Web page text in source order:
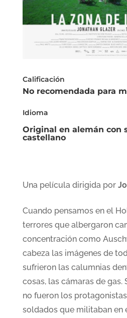
Calificación
No recomendada para
Idioma
Original en alemán con
castellano
Una película dirigida por
Cuando pensamos en el
terrores que albergaron
concentración como
cabeza las imágenes de
sufrieron las calumnias
cosas, las cámaras de gas.
no fueron los
soldados que militaban en